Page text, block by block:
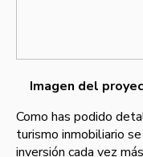
Imagen del
Como has podido
turismo inmobiliario
inversión cada vez